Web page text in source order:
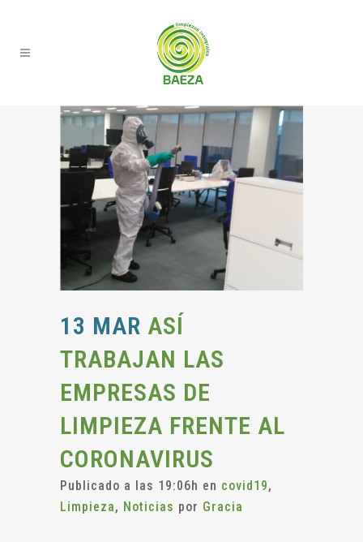
13 MAR ASÍ
TRABAJAN LAS
EMPRESAS DE
LIMPIEZA FRENTE AL
CORONAVIRUS
Publicado a las 19:06h en covid19,
Limpieza, Noticias por Gracia